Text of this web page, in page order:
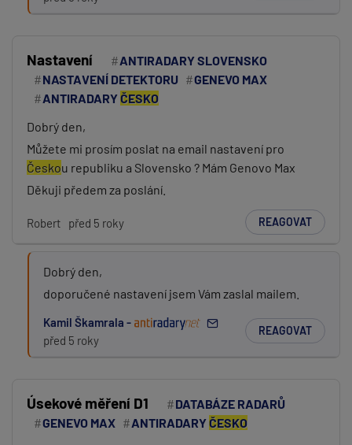
Nastavení
ANTIRADARY SLOVENSKO
NASTAVENÍ DETEKTORU
GENEVO MAX
ANTIRADARYČESKO
Dobrý den,
Můžete mi prosím poslat na email nastavení pro
Českou republiku a Slovensko ? Mám Genovo Max
Děkuji předem za poslání.
Robert před 5 roky REAGOVAT
Dobrý den,
doporučené nastavení jsem Vám zaslal mailem.
Kamil Škamrala -
před 5 roky
REAGOVAT
Úsekové měření D1
DATABÁZE RADARŮ
GENEVO MAX
ANTIRADARYČESKO